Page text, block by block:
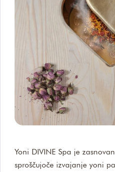
Yoni DIVINE Spa je
sproščujoče izvajanje yoni